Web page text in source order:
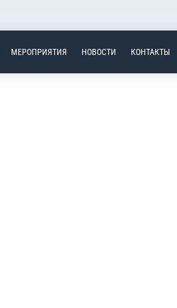
МЕРОПРИЯТИЯ НОВОСТИ КОНТАКТЫ